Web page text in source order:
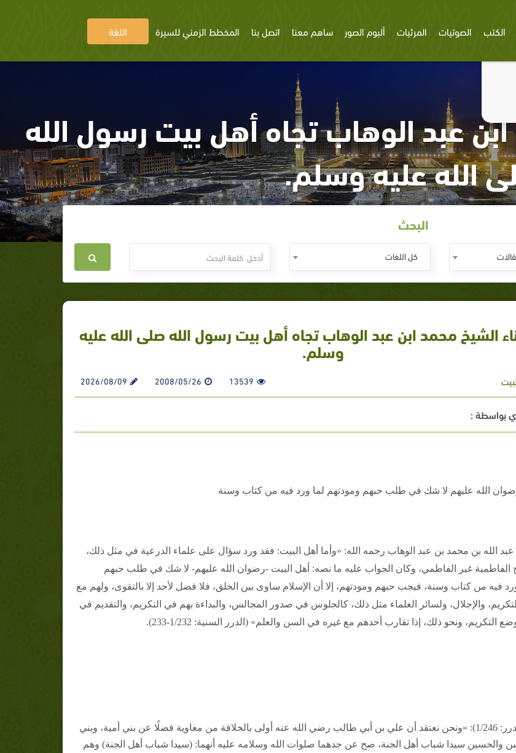
الكتب الصوتيات المرئيات ألبوم الصور ساهم معنا اتصل بنا المخطط الزمني للسيرة اللغة
عبد الوهاب تجاه أهل بيت رسول الله
الله عليه وسلم.
البحث
كل اللغات
الشيخ محمد ابن عبد الوهاب تجاه أهل بيت رسول الله صلى الله عليه
وسلم.
13539
2008/05/26
2026/08/09
بواسطة :
الله عليهم لا شك في طلب حبهم ومودتهم لما ورد فيه من كتاب وسنة
الله بن محمد بن عبد الوهاب رحمه الله: «وأما أهل البيت: فقد ورد سؤال على علماء الدرعية في مثل ذلك،
الفاطمية غير الفاطمي، وكان الجواب عليه ما نصه: أهل البيت -رضوان الله عليهم- لا شك في طلب حبهم
فيه من كتاب وسنة، فيجب حبهم ومودتهم، إلا أن الإسلام ساوى بين الخلق، فلا فضل لأحد إلا بالتقوى، ولهم مع
والإجلال، ولسائر العلماء مثل ذلك، كالجلوس في صدور المجالس، والبداءة بهم في التكريم، والتقديم في
التكريم، ونحو ذلك، إذا تقارب أحدهم مع غيره في السن والعلم» (الدرر السنية: 1/232-233).
ويقول أيضًا (الدرر: 1/246): «ونحن نعتقد أن علي بن أبي طالب رضي الله عنه أولى بالخلافة من معاوية فضلًا عن بني أمية، وبني
والحسين سيدا شباب أهل الجنة، صح عن جدهما صلوات الله وسلامه عليه أنهما: (سيدا شباب أهل الجنة) وهم